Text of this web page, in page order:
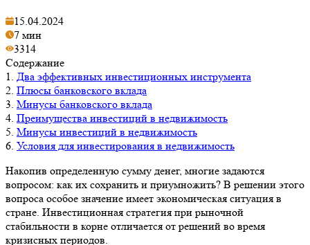
15.04.2024
7 мин
3314
Содержание
1. Два эффективных инвестиционных инструмента
2. Плюсы банковского вклада
3. Минусы банковского вклада
4. Преимущества инвестиций в недвижимость
5. Минусы инвестиций в недвижимость
6. Условия для инвестирования в недвижимость
Накопив определенную сумму денег, многие задаются
вопросом: как их сохранить и приумножить? В решении этого
вопроса особое значение имеет экономическая ситуация в
стране. Инвестиционная стратегия при рыночной
стабильности в корне отличается от решений во время
кризисных периодов.